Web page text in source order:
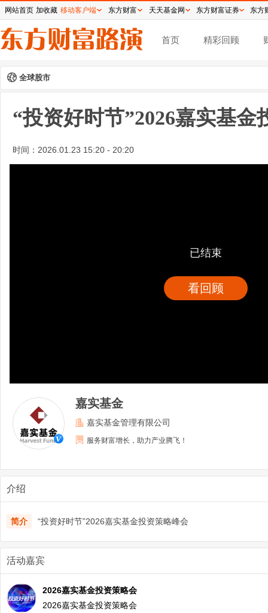
首页 精彩回顾
全球股市
“投资好时节”2026嘉实基金
时间： 2026.01.23 15:20 - 20:20
已结束
看回顾
嘉实基金
嘉实基金管理有限公司
服务财富增长，助力产业腾飞！
介绍
简介 “投资好时节”2026嘉实基金投资策略峰会
活动嘉宾
2026嘉实基金投资策略会
2026嘉实基金投资策略会
网站首页 加收藏 移动客户端 东方财富 天天基金网 东方财富证券 东方